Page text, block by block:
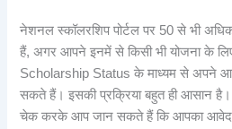
नेशनल स्कॉलरशिप पोर्टल पर 50 से भी
हैं, अगर आपने इनमें से किसी भी योजना के
Scholarship Status के माध्यम से अपने
सकते हैं। इसकी प्रक्रिया बहुत ही आसान
चेक करके आप जान सकते हैं कि आपका